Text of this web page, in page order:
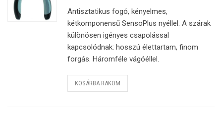
Antisztatikus fogó, kényelmes,
kétkomponensű SensoPlus nyéllel. A szárak
különösen igényes csapolással
kapcsolódnak: hosszú élettartam, finom
forgás. Háromféle vágóéllel.
KOSÁRBA RAKOM